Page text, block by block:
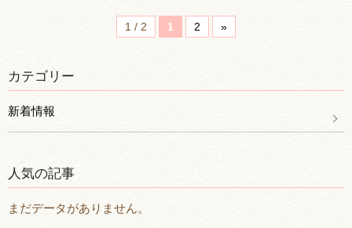
1 / 2 1 2 »
カテゴリー
新着情報
人気の記事
まだデータがありません。